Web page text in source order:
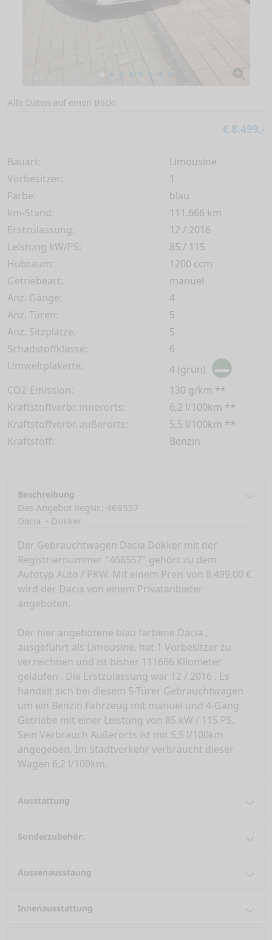
Alle Daten auf einen Blick:
€ 8.499,-
Bauart:
Limousine
Vorbesitzer:
1
Farbe:
blau
km-Stand:
111.666 km
Erstzulassung:
12 / 2016
Leistung kW/PS:
85 / 115
Hubraum:
1200 ccm
Getriebeart:
manuel
Anz. Gänge:
4
Anz. Türen:
5
Anz. Sitzplätze:
5
Schadstoffklasse:
6
Umweltplakette:
4 (grün)
CO2-Emission:
130 g/km **
Kraftstoffverbr. innerorts:
6,2 l/100km **
Kraftstoffverbr. außerorts:
5,5 l/100km **
Kraftstoff:
Benzin
Beschreibung
Das Angebot RegNr.: 468557
Dacia - Dokker
Der Gebrauchtwagen Dacia Dokker mit der
Registriernummer "468557" gehört zu dem
Autotyp Auto / PKW. Mit einem Preis von 8.499,00 €
wird der Dacia von einem Privatanbieter
angeboten.
Der hier angebotene blau farbene Dacia ,
ausgeführt als Limousine, hat 1 Vorbesitzer zu
verzeichnen und ist bisher 111666 Kilometer
gelaufen . Die Erstzulassung war 12 / 2016 . Es
handelt sich bei diesem 5-Türer Gebrauchtwagen
um ein Benzin Fahrzeug mit manuel und 4-Gang
Getriebe mit einer Leistung von 85 kW / 115 PS.
Sein Verbrauch Außerorts ist mit 5,5 l/100km
angegeben. Im Stadtverkehr verbraucht dieser
Wagen 6,2 l/100km.
Ausstattung
Sonderzubehör:
Aussenausstaung
Innenausstattung